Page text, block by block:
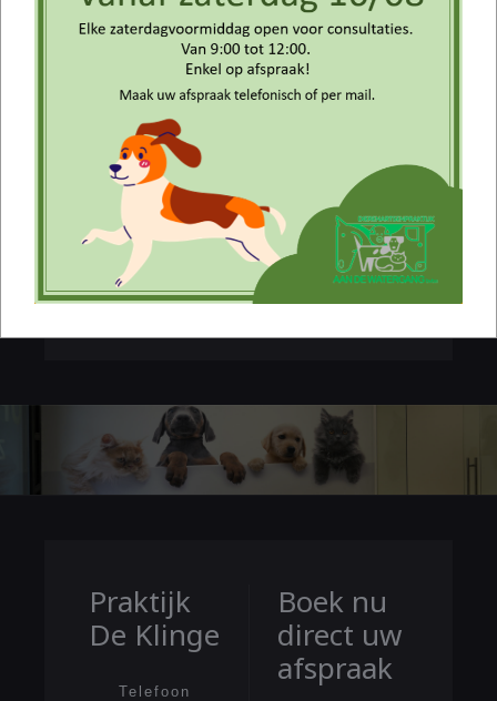
Boek uw online
afspraak
Vanaf heden kunt u via het
rechtsonder
ensnel
afspraak maken voor uw huisdier.
Klik op het icoon en kies een tijdstip
dat u het beste uitkomt.
Wij staan klaar om uw trouwe vriend de beste zorg
Praktijk
De Klinge
Telefoon
Boek nu
direct uw
afspraak